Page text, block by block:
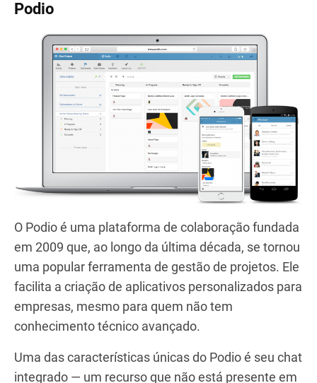
Podio
O Podio é uma plataforma de colaboração fundada
em 2009 que, ao longo da última década, se tornou
uma popular ferramenta de gestão de projetos. Ele
facilita a criação de aplicativos personalizados para
empresas, mesmo para quem não tem
conhecimento técnico avançado.
Uma das características únicas do Podio é seu chat
integrado — um recurso que não está presente em